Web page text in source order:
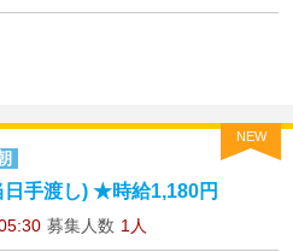
NEW
手渡し) ★時給1,180円
募集人数 1人